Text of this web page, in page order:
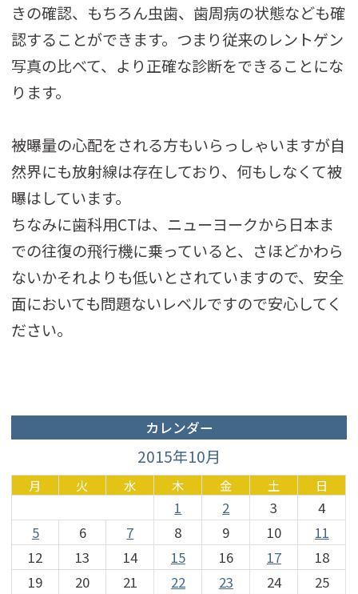
きの確認、もちろん虫歯、歯周病の状態なども確
認することができます。つまり従来のレントゲン
写真の比べて、より正確な診断をできることにな
ります。
被曝量の心配をされる方もいらっしゃいますが自
然界にも放射線は存在しており、何もしなくて被
曝はしています。
ちなみに歯科用CTは、ニューヨークから日本ま
での往復の飛行機に乗っていると、さほどかわら
ないかそれよりも低いとされていますので、安全
面においても問題ないレベルですので安心してく
ださい。
カレンダー
2015年10月
月 火 水 木 金 土 日
1 2 3
4
5
6 7 8 9 10
11
12
13 14 15 16 17
18
19
20 21 22 23 24
25